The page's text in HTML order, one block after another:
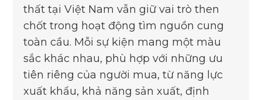
thất tại Việt Nam vẫn giữ vai trò then
chốt trong hoạt động tìm nguồn cung
toàn cầu. Mỗi sự kiện mang một màu
sắc khác nhau, phù hợp với những ưu
tiên riêng của người mua, từ năng lực
xuất khẩu, khả năng sản xuất, định